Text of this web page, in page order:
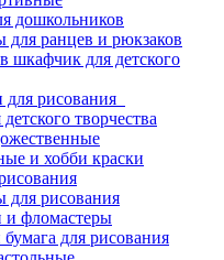
дошкольников
для ранцев и рюкзаков
шкафчик для детского
рисования
творчества
и хобби краски
для рисования
и фломастеры
для рисования